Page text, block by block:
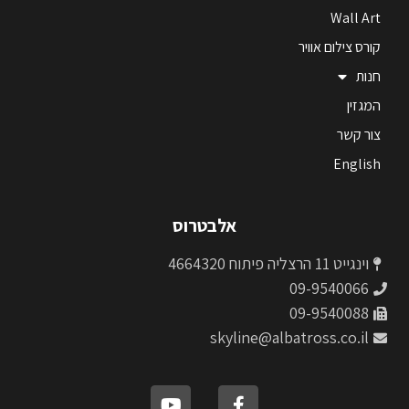
Wall Art
קורס צילום אוויר
חנות
המגזין
צור קשר
English
אלבטרוס
וינגייט 11 הרצליה פיתוח 4664320
09-9540066
09-9540088
skyline@albatross.co.il